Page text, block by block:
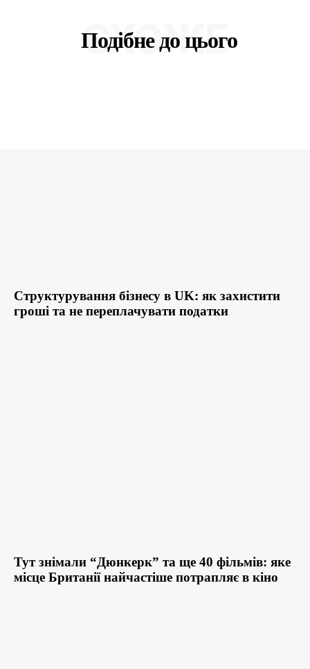
Подібне до цього
СХОЖЕ
Структурування бізнесу в UK: як захистити
гроші та не переплачувати податки
Тут знімали “Дюнкерк” та ще 40 фільмів: яке
місце Британії найчастіше потрапляє в кіно